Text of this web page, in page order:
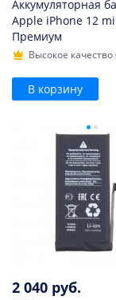
Аккумуляторная
Apple iPhone 12
Премиум
Высокое качество
В корзину
2 040 руб.